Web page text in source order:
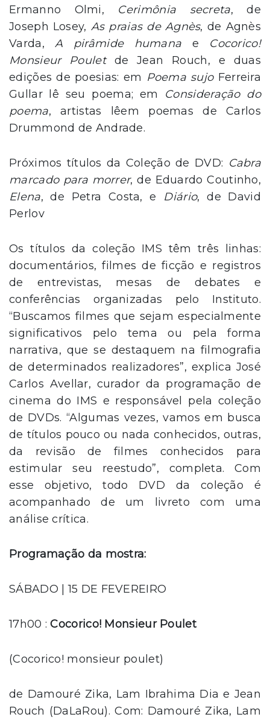
Ermanno Olmi, Cerimônia secreta, de
Joseph Losey, As praias de Agnès, de Agnès
Varda,A pirâmide humana e Cocorico!
Monsieur Pouletde Jean Rouch, e duas
edições de poesias: em Poema sujoFerreira
Gullar lê seu poema; em Consideração do
poema, artistas lêem poemas de Carlos
Drummond de Andrade.
Próximos títulos da Coleção de DVD: Cabra
marcado para morrer, de Eduardo Coutinho,
Elena, de Petra Costa, e Diário, de David
Perlov
Os títulos da coleção IMS têm três linhas:
documentários, filmes de ficção e registros
de entrevistas, mesas de debates e
conferências organizadas pelo Instituto.
“Buscamos filmes que sejam especialmente
significativos pelo tema ou pela forma
narrativa, que se destaquem na filmografia
de determinados realizadores”, explica José
Carlos Avellar, curador da programação de
cinema do IMS e responsável pela coleção
de DVDs. “Algumas vezes, vamos em busca
de títulos pouco ou nada conhecidos, outras,
da revisão de filmes conhecidos para
estimular seu reestudo”, completa. Com
esse objetivo, todo DVD da coleção é
acompanhado de um livreto com uma
análise crítica.
Programação da mostra:
SÁBADO | 15 DE FEVEREIRO
17h00 :Cocorico! Monsieur Poulet
(Cocorico! monsieur poulet)
de Damouré Zika, Lam Ibrahima Dia e Jean
Rouch (DaLaRou). Com: Damouré Zika, Lam